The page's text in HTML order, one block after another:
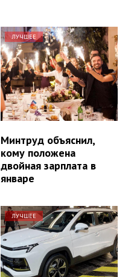
ЛУЧШЕЕ
Минтруд объяснил,
кому положена
двойная зарплата в
январе
ЛУЧШЕЕ